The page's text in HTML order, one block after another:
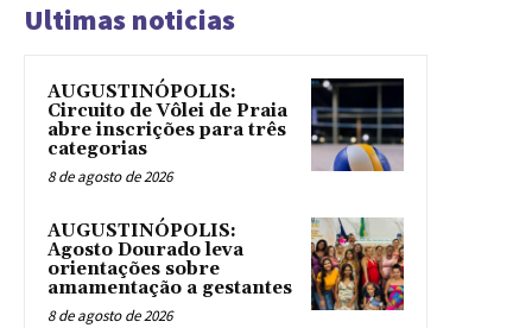
Ultimas noticias
AUGUSTINÓPOLIS:
Circuito de Vôlei de Praia
abre inscrições para três
categorias
8 de agosto de 2026
AUGUSTINÓPOLIS:
Agosto Dourado leva
orientações sobre
amamentação a gestantes
8 de agosto de 2026